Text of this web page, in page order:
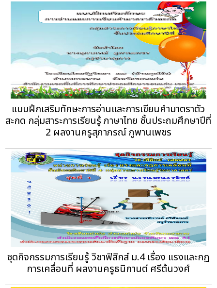
แบบฝึกเสริมทักษะการอ่านและการเขียนคำมาตราตัว
สะกด กลุ่มสาระการเรียนรู้ ภาษาไทย ชั้นประถมศึกษาปีที่
2 ผลงานครูสุภาภรณ์ ภูพานเพชร
ชุดกิจกรรมการเรียนรู้ วิชาฟิสิกส์ ม.4 เรื่อง แรงและกฏ
การเคลื่อนที่ ผลงานครูธนิกานต์ ศรีต้นวงศ์